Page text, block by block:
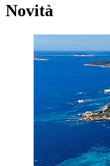
Novità